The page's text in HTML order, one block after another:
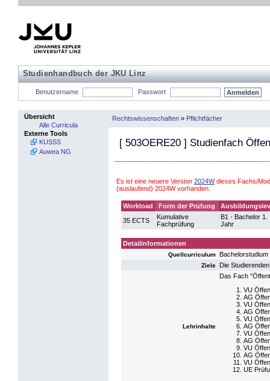
Studienhandbuch der JKU Linz
Benutzername Passwort
Übersicht
Alle Curricula
Externe Tools
KUSSS
Auwea NG
Rechtswissenschaften » Pflichtfächer
[ 503OERE20 ] Studienfach
Es ist eine neuere Version 2024Wdieses Fachs/
(auslaufend) 2024W vorhanden.
Workload Form der Prüfung
35 ECTS
Kumulative
Fachprüfung
B1 - Bachelor 1.
Jahr
Detailinformationen
Quellcurriculum
Ziele Die
Lehrinhalte
Das Fach
VU
AG
VU
AG
VU
AG
VU
AG
VU
AG
VU
UE